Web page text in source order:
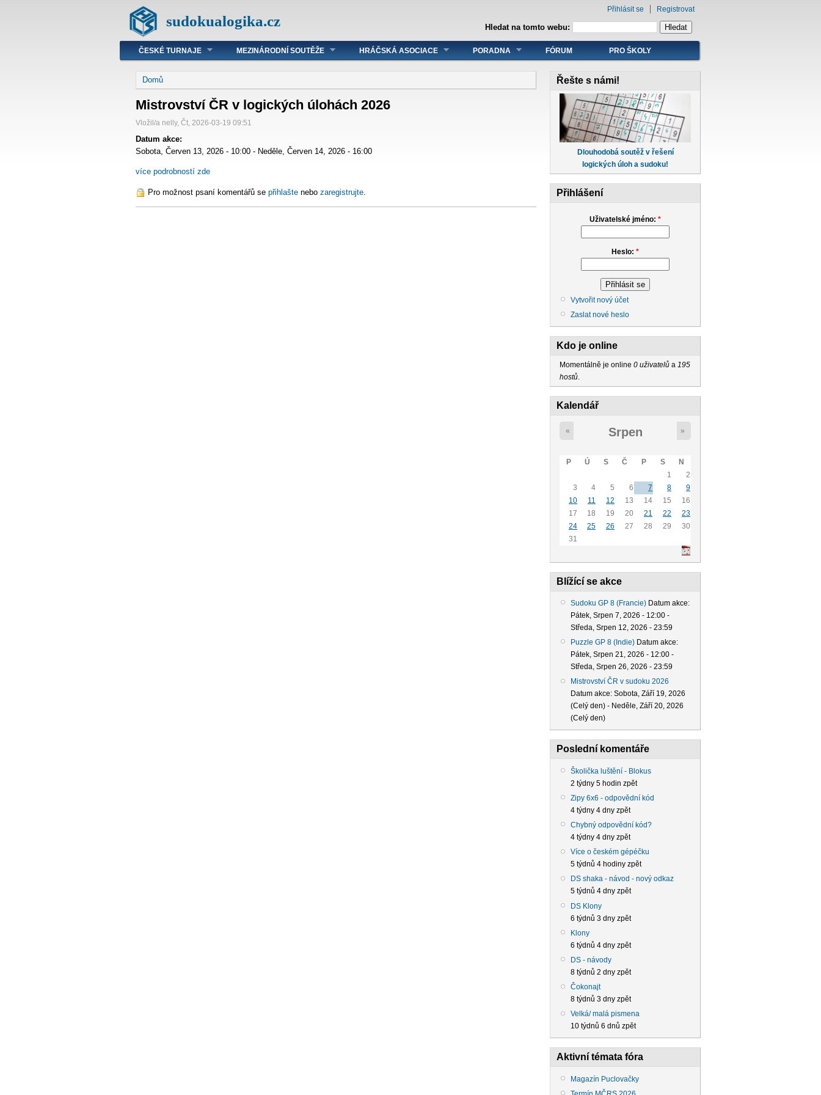
sudokualogika.cz Hledat na tomto webu:
Přihlásit se Registrovat
ČESKÉ TURNAJE MEZINÁRODNÍ SOUTĚŽE HRÁČSKÁ ASOCIACE PORADNA FÓRUM PRO ŠKOLY
Domů
Mistrovství ČR v logických úlohách 2026
Vložil/a nelly, Čt, 2026-03-19 09:51
Datum akce:
Sobota, Červen 13, 2026 - 10:00 - Neděle, Červen 14, 2026 - 16:00
více podrobností zde
Pro možnost psaní komentářů se přihlašte nebo zaregistrujte
Řešte s námi!
Dlouhodobá soutěž v řešení
logických úloh a sudoku!
Přihlášení
Uživatelské jméno: *
Heslo: *
Vytvořit nový účet
Zaslat nové heslo
Kdo je online
Momentálně je online 0 uživatelů a 195
hostů.
Kalendář
« Srpen »
P Ú S Č P S
N
1
2
3
4 5 6 7 8
9
10
11 12 13 14 15
16
17
18 19 20 21 22
23
24
25 26 27 28 29
30
31
Blížící se akce
Sudoku GP 8 (Francie) Datum akce:
Pátek, Srpen 7, 2026 - 12:00 -
Středa, Srpen 12, 2026 - 23:59
Puzzle GP 8 (Indie) Datum akce:
Pátek, Srpen 21, 2026 - 12:00 -
Středa, Srpen 26, 2026 - 23:59
Mistrovství ČR v sudoku 2026
Datum akce: Sobota, Září 19, 2026
(Celý den) - Neděle, Září 20, 2026
(Celý den)
Poslední komentáře
Školička luštění - Blokus
2 týdny 5 hodin zpět
Zipy 6x6 - odpovědní kód
4 týdny 4 dny zpět
Chybný odpovědní kód?
4 týdny 4 dny zpět
Více o českém gépéčku
5 týdnů 4 hodiny zpět
DS shaka - návod - nový odkaz
5 týdnů 4 dny zpět
DS Klony
6 týdnů 3 dny zpět
Klony
6 týdnů 4 dny zpět
DS - návody
8 týdnů 2 dny zpět
Čokonajt
8 týdnů 3 dny zpět
Velká/ malá pismena
10 týdnů 6 dnů zpět
Aktivní témata fóra
Magazín Puclovačky